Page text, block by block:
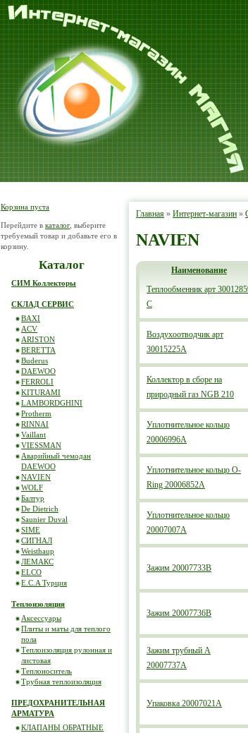
Главная » Интернет-магазин »
NAVIEN
Наименование
Теплообменник арт
С
Воздухоотводчик арт
30015225А
Коллектор в сборе на
природный газ NGB 210
Уплотнительное кольцо
20006996А
Уплотнительное кольцо О-
Ring 20006852А
Уплотнительное кольцо
20007007А
Зажим 20007733В
Зажим 20007736В
Зажим трубный А
20007737А
Упаковка 20007021А
Корзина пуста
Перейдите в каталог, выберите
требуемый товар и добавьте его в
корзину.
Каталог
СИМ Коллекторы
СКЛАД СЕРВИС
BAXI
ACV
ARISTON
BERETTA
Buderus
DAEWOO
FERROLI
KITURAMI
LAMBORDGHINI
Protherm
RINNAI
Vaillant
VIESSMAN
Аварийный чемодан
DAEWOO
NAVIEN
WOLF
Балтур
De Dietrich
Saunier Duval
SIME
СИГНАЛ
Weisthaup
ЛЕМАКС
ELCO
E.C.A Турция
Теплоизоляция
Аксессуары
Плиты и маты для теплого
пола
Теплоизоляция рулонная и
листовая
Теплоноситель
Трубная теплоизоляция
ПРЕДОХРАНИТЕЛЬНАЯ
АРМАТУРА
КЛАПАНЫ ОБРАТНЫЕ